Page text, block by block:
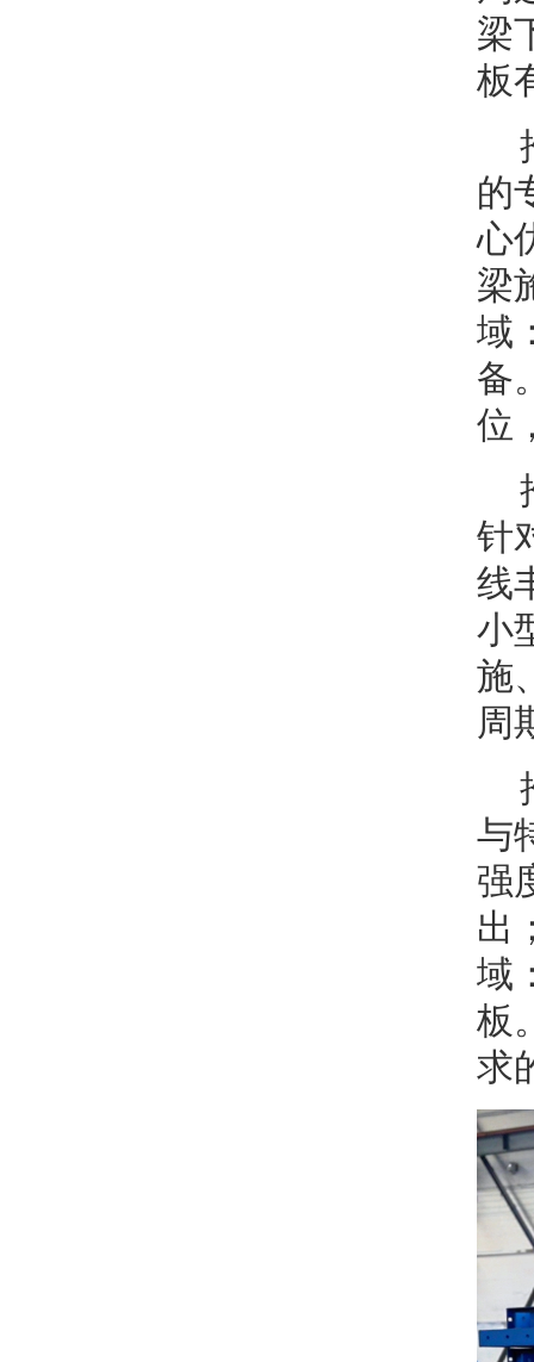
梁
板
的
心
梁
域
备
位
针
线
小
施
周
与
强
出
域
板
求